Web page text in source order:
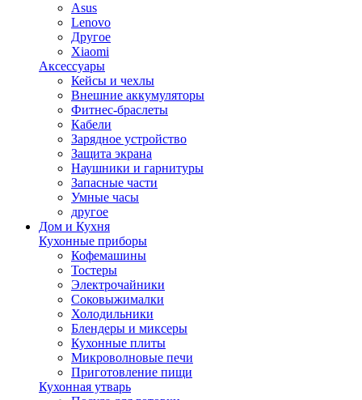
Asus
Lenovo
Другое
Xiaomi
Аксессуары
Кейсы и чехлы
Внешние аккумуляторы
Фитнес-браслеты
Кабели
Зарядное устройство
Защита экрана
Наушники и гарнитуры
Запасные части
Умные часы
другое
Дом и Кухня
Кухонные приборы
Кофемашины
Тостеры
Электрочайники
Соковыжималки
Холодильники
Блендеры и миксеры
Кухонные плиты
Микроволновые печи
Приготовление пищи
Кухонная утварь